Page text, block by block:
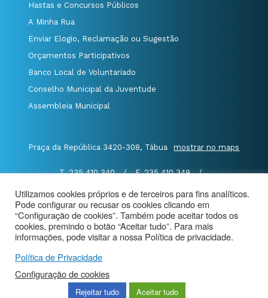
Hastas e Concursos Públicos
A Minha Rua
Enviar Elogio, Reclamação ou Sugestão
Orçamentos Participativos
Banco Local de Voluntariado
Conselho Municipal da Juventude
Assembleia Municipal
Praça da República 3420-308, Tábua mostrar no maps
T. 235 410 340 / F. 235 410 349
/
@Município de Tábua | Mapa do Portal
|
Politica de Privacidade
|
Aviso de Privacidade - Videovigilância
Utilizamos cookies próprios e de terceiros para fins analíticos.
Pode configurar ou recusar os cookies clicando em
“Configuração de cookies”. Também pode aceitar todos os
cookies, premindo o botão “Aceitar tudo”. Para mais
informações, pode visitar a nossa Política de privacidade.
Política de Privacidade
Configuração de cookies
Rejeitar tudo Aceitar tudo